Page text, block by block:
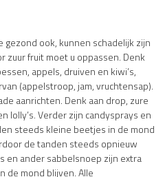
ook, kunnen schadelijk zijn
zuur fruit moet u oppassen. Denk
appels, druiven en kiwi’s,
(appelstroop, jam, vruchtensap).
aanrichten. Denk aan drop, zure
lolly’s. Verder zijn candysprays en
steeds kleine beetjes in de mond
de tanden steeds opnieuw
en ander sabbelsnoep zijn extra
de mond blijven. Alle